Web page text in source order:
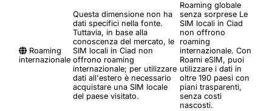
Roaming
internazionale
Questa dimensione non ha
dati specifici nella fonte.
Tuttavia, in base alla
conoscenza del mercato, le
SIM locali in Ciad non
offrono roaming
internazionale; per utilizzare
dati all'estero è necessario
acquistare una SIM locale
del paese visitato.
Roaming globale
senza sorprese Le
SIM locali in Ciad
non offrono
roaming
internazionale. Con
Roami eSIM, puoi
utilizzare i dati in
oltre 190 paesi con
piani trasparenti,
senza costi
nascosti.